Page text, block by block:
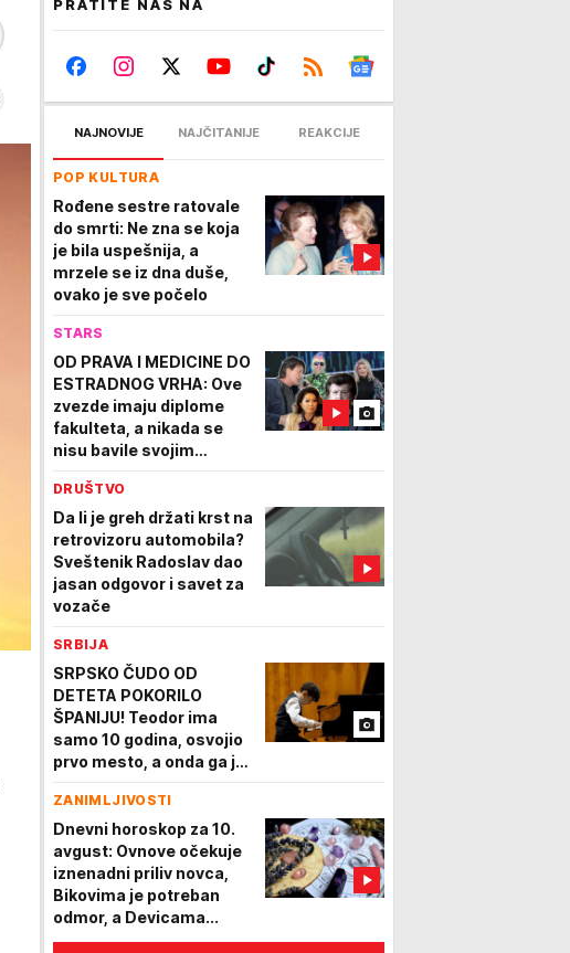
PRATITE NAS NA
NAJNOVIJE NAJČITANIJE REAKCIJE
POP KULTURA
Rođene sestre ratovale
do smrti: Ne zna se koja
je bila uspešnija, a
mrzele se iz dna duše,
ovako je sve počelo
STARS
OD PRAVA I MEDICINE DO
ESTRADNOG VRHA: Ove
zvezde imaju diplome
fakulteta, a nikada se
nisu bavile svojim
DRUŠTVO
Da li je greh držati krst na
retrovizoru automobila?
Sveštenik Radoslav dao
jasan odgovor i savet za
vozače
SRBIJA
SRPSKO ČUDO OD
DETETA POKORILO
ŠPANIJU! Teodor ima
samo 10 godina, osvojio
prvo mesto, a onda ga je
Marta Argerič
ZANIMLJIVOSTI
Dnevni horoskop za 10.
avgust: Ovnove očekuje
iznenadni priliv novca,
Bikovima je potreban
odmor, a Devicama...